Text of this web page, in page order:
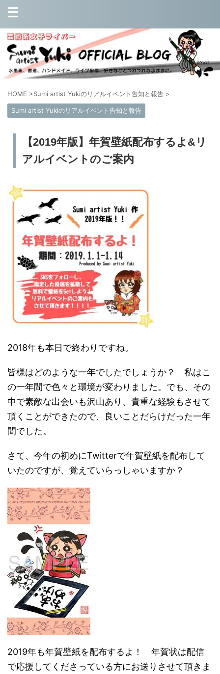
HOME >Sumi artist Yukiのリアルイベント告知と報告 >
Sumi artist Yukiのリアルイベント告知と報告
【2019年版】年賀壁紙配布するよ&リ
アルイベントのご案内
2018年も本日で終わりですね。
皆様はどのような一年でしたでしょうか？ 私はこ
の一年間で色々と環境が変わりました。でも、その
中で素敵な出会いも沢山あり、貴重な経験もさせて
頂くことができたので、良いことだらけだった一年
間でした。
さて、今年の初めにTwitterで年賀壁紙を配布して
いたのですが、覚えていらっしゃいますか？
2019年も年賀壁紙を配布するよ！ 年賀状は配信
で応援してくださっている方にお送りさせて頂きま